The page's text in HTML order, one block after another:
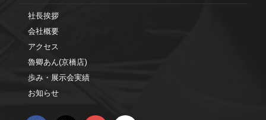
社長挨拶
会社概要
アクセス
魯卿あん(京橋店)
歩み・展示会実績
お知らせ